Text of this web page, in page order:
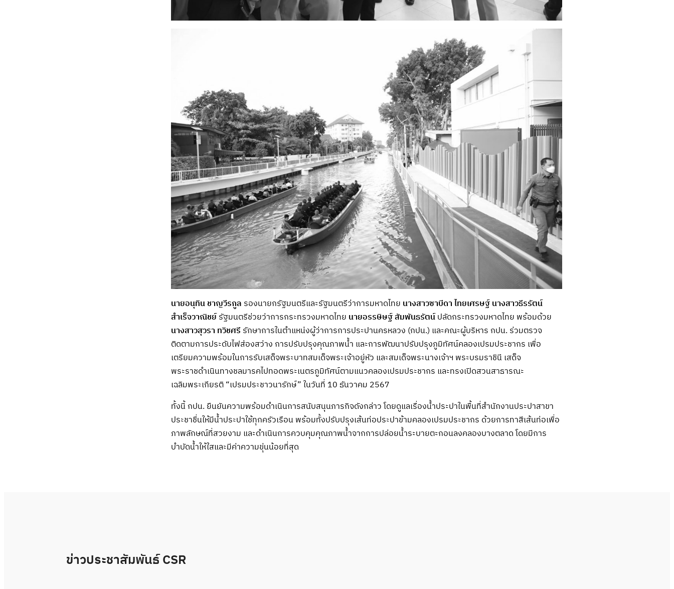
นายอนุทิน ชาญวีรกูล รองนายกรัฐมนตรีและรัฐมนตรีว่าการมหาดไทย นางสาวซาบีดา ไทยเศรษฐ์ นางสาวธีรรัตน์
สำเร็จวาณิชย์รัฐมนตรีช่วยว่าการกระทรวงมหาดไทย นายอรรษิษฐ์ สัมพันธรัตน์ปลัดกระทรวงมหาดไทย พร้อมด้วย
นางสาวสุวรา ทวิชศรี รักษาการในตำแหน่งผู้ว่าการการประปานครหลวง (กปน.) และคณะผู้บริหาร กปน. ร่วมตรวจ
ติดตามการประดับไฟส่องสว่าง การปรับปรุงคุณภาพน้ำ และการพัฒนาปรับปรุงภูมิทัศน์คลองเปรมประชากร เพื่อ
เตรียมความพร้อมในการรับเสด็จพระบาทสมเด็จพระเจ้าอยู่หัว และสมเด็จพระนางเจ้าฯ พระบรมราชินี เสด็จ
พระราชดำเนินทางชลมารคไปทอดพระเนตรภูมิทัศน์ตามแนวคลองเปรมประชากร และทรงเปิดสวนสาธารณะ
เฉลิมพระเกียรติ “เปรมประชาวนารักษ์” ในวันที่ 10 ธันวาคม 2567
ทั้งนี้ กปน. ยืนยันความพร้อมดำเนินการสนับสนุนภารกิจดังกล่าว โดยดูแลเรื่องน้ำประปาในพื้นที่สำนักงานประปาสาขา
ประชาชื่นให้มีน้ำประปาใช้ทุกครัวเรือน พร้อมทั้งปรับปรุงเส้นท่อประปาข้ามคลองเปรมประชากร ด้วยการทาสีเส้นท่อเพื่อ
ภาพลักษณ์ที่สวยงาม และดำเนินการควบคุมคุณภาพน้ำจากการปล่อยน้ำระบายตะกอนลงคลองบางตลาด โดยมีการ
บำบัดน้ำให้ใสและมีค่าความขุ่นน้อยที่สุด
ข่าวประชาสัมพันธ์ CSR